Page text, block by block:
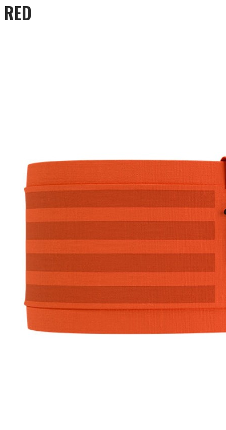
RED